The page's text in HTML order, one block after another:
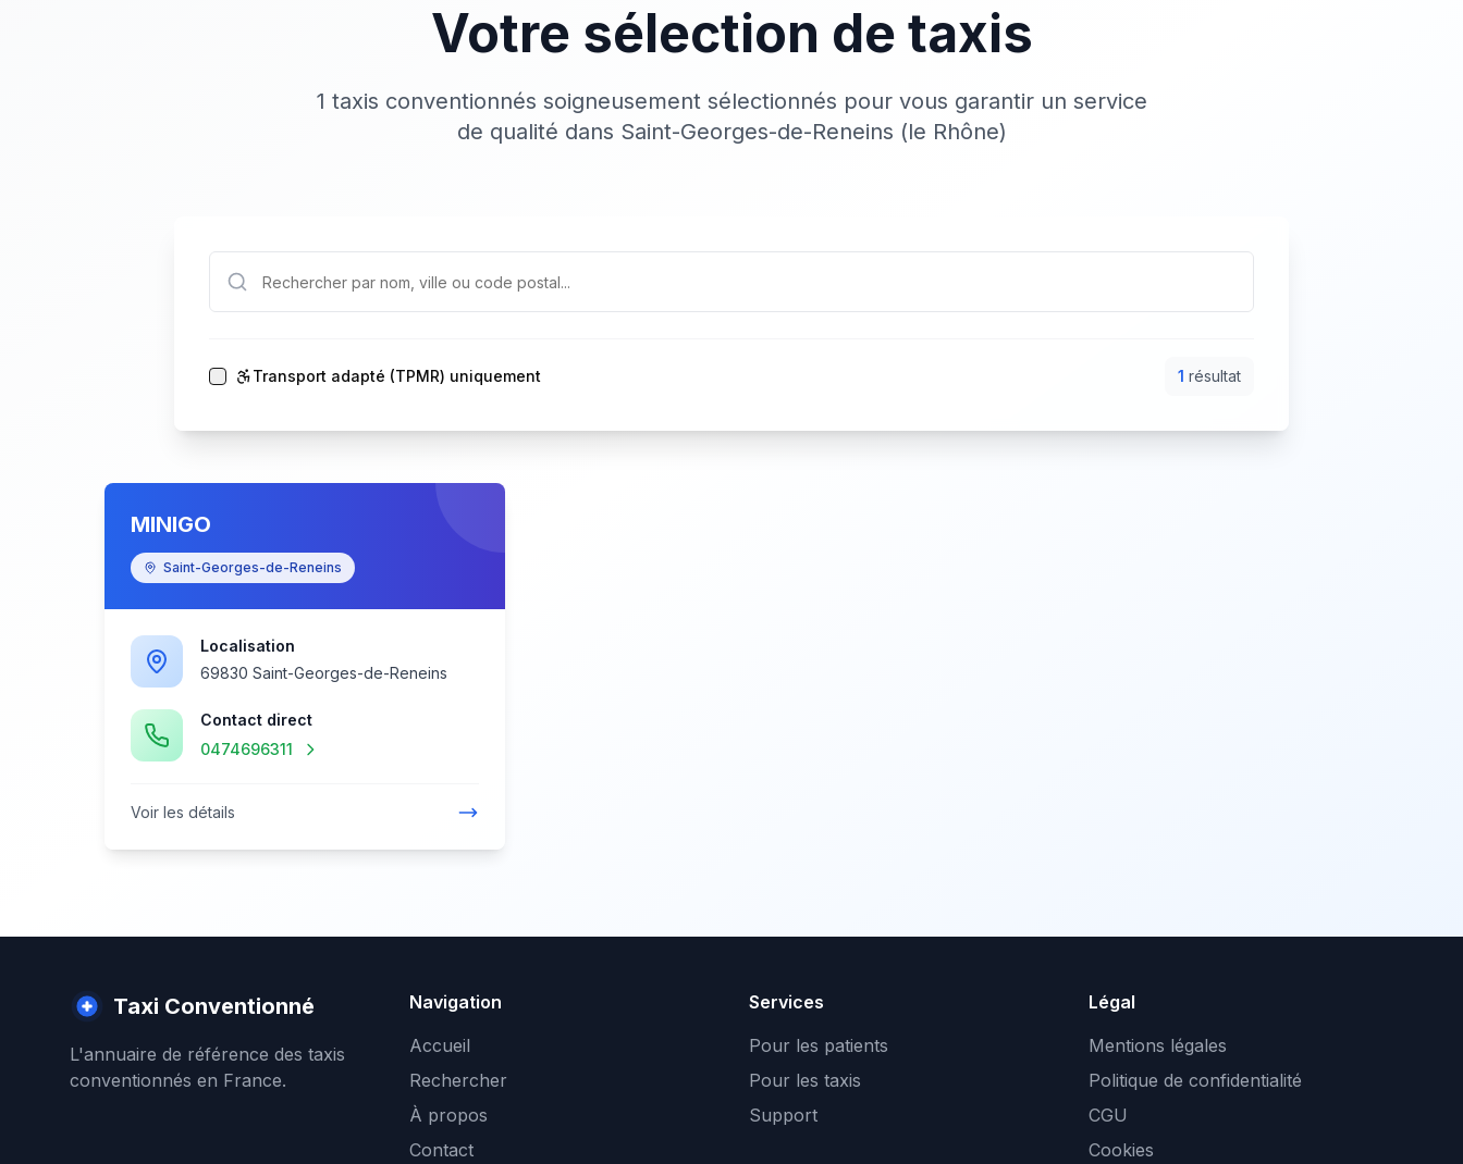
Votre sélection de taxis
1 taxis conventionnés soigneusement sélectionnés pour vous garantir un service
de qualité dans Saint-Georges-de-Reneins (le Rhône)
Transport adapté (TPMR) uniquement 1 résultat
MINIGO
Saint-Georges-de-Reneins
Localisation
69830 Saint-Georges-de-Reneins
Contact direct
0474696311
Voir les détails
Taxi Conventionné
L'annuaire de référence des taxis
conventionnés en France.
Navigation
Accueil
Rechercher
À propos
Contact
Services
Pour les patients
Pour les taxis
Support
Légal
Mentions légales
Politique de confidentialité
CGU
Cookies